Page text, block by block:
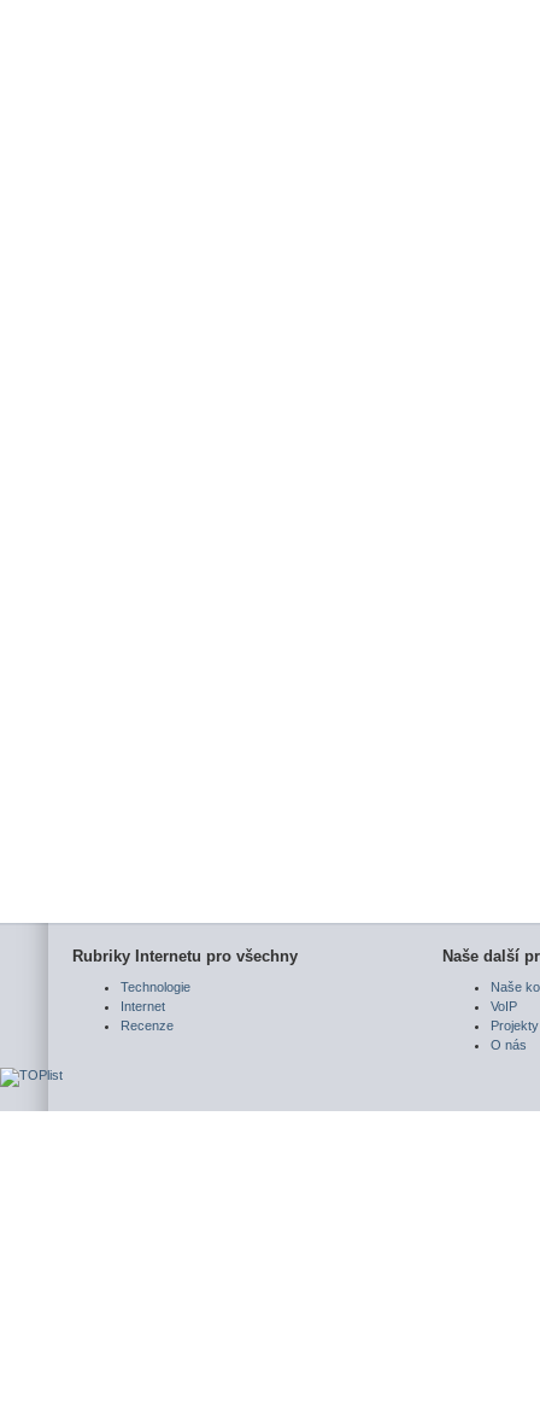
Rubriky Internetu pro všechny
Technologie
Internet
Recenze
Naše další
Naše
VoIP
Projekty
O nás